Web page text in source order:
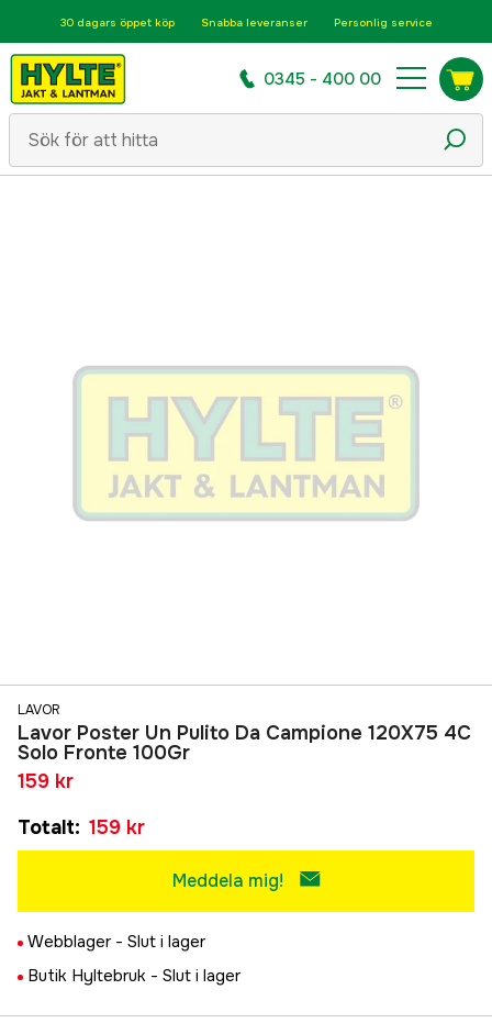
30 dagars öppet köp Snabba leveranser Personlig service
0345 - 400 00
LAVOR
Lavor Poster Un Pulito Da Campione 120X75 4C
Solo Fronte 100Gr
159 kr
Totalt: 159 kr
Meddela mig!
Webblager - Slut i lager
Butik Hyltebruk - Slut i lager